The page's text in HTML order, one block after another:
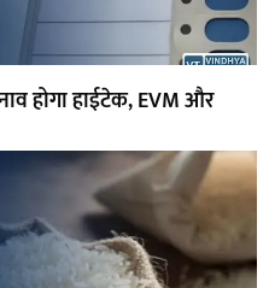
होगा हाईटेक, EVM और